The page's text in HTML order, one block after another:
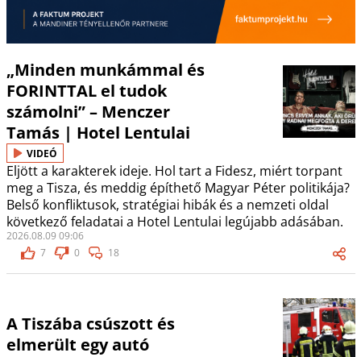
„Minden munkámmal és
FORINTTAL el tudok
számolni” – Menczer
Tamás | Hotel Lentulai
VIDEÓ
Eljött a karakterek ideje. Hol tart a Fidesz, miért torpant
meg a Tisza, és meddig építhető Magyar Péter politikája?
Belső konfliktusok, stratégiai hibák és a nemzeti oldal
következő feladatai a Hotel Lentulai legújabb adásában.
2026.08.09 09:06
7
0 18
A Tiszába csúszott és
elmerült egy autó